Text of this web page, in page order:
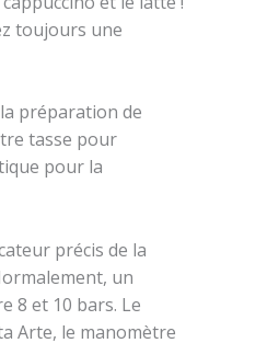
toujours une
préparation de
tasse pour
pour la
précis de la
un
8 et 10 bars. Le
Arte, le manomètre